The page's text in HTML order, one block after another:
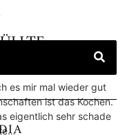
MIT PILZEN
es mir mal wieder gut
ist das Kochen.
eigentlich sehr schade